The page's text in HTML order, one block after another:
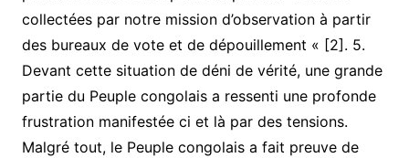
collectées par notre mission d’observation à partir
des bureaux de vote et de dépouillement « [2]. 5.
Devant cette situation de déni de vérité, une grande
partie du Peuple congolais a ressenti une profonde
frustration manifestée ci et là par des tensions.
Malgré tout, le Peuple congolais a fait preuve de